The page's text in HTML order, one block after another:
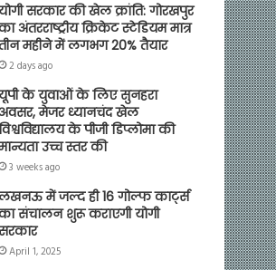
सरकार की खेल क्रांति: गोरखपुर
अंतरराष्ट्रीय क्रिकेट स्टेडियम मात्र
महीने में लगभग 20% तैयार
2 days ago
के युवाओं के लिए सुनहरा
मेजर ध्यानचंद खेल
के पीजी डिप्लोमा की
उच्च स्तर की
3 weeks ago
में जल्द ही 16 गोल्फ कार्ट्स
संचालन शुरू कराएगी योगी
April 1, 2025